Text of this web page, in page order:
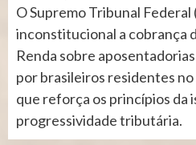
O Supremo Tribunal Federal
inconstitucional a cobrança
Renda sobre
por brasileiros residentes
que reforça os princípios da
progressividade tributária.